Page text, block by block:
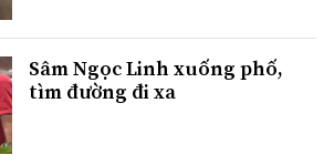
Sâm Ngọc Linh xuống phố,
tìm đường đi xa